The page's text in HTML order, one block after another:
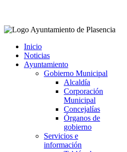
Inicio
Noticias
Ayuntamiento
Gobierno Municipal
Alcaldía
Corporación
Municipal
Concejalías
Órganos de
gobierno
Servicios e
información